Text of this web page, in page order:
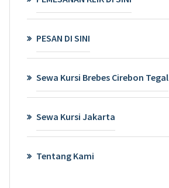
PESAN DI SINI
Sewa Kursi Brebes Cirebon Tegal
Sewa Kursi Jakarta
Tentang Kami